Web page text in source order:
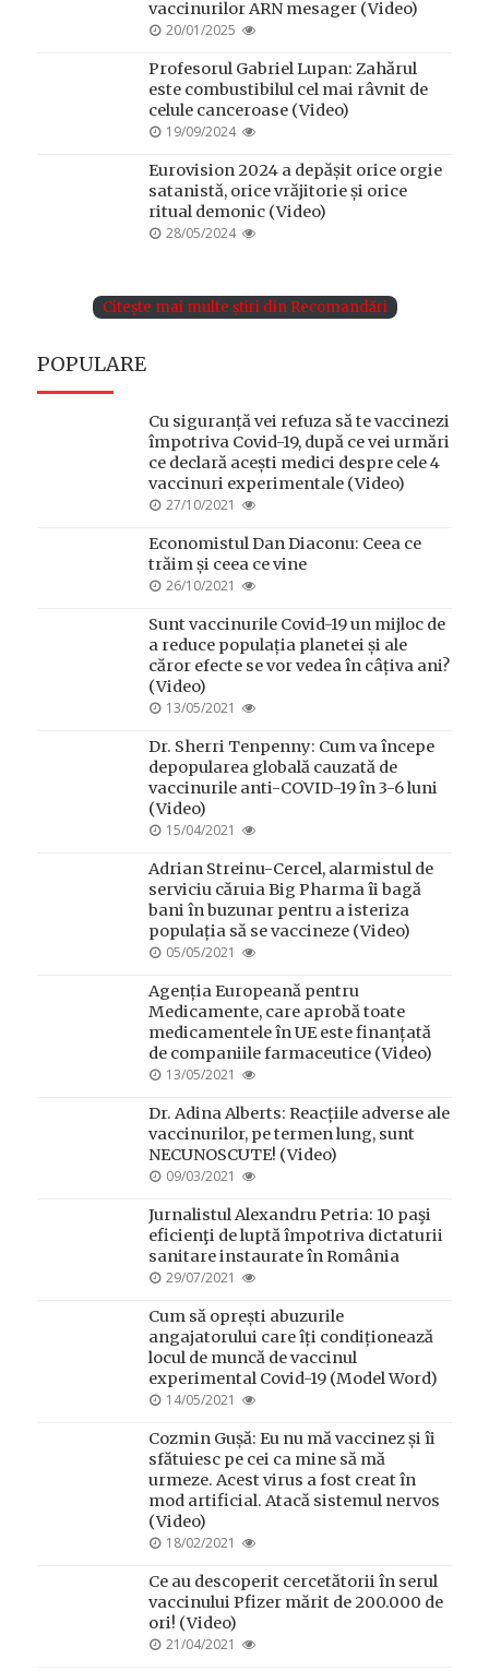
vaccinurilor ARN mesager (Video)
POSTED
20/01/2025
Profesorul Gabriel Lupan: Zahărul
este combustibilul cel mai râvnit de
celule canceroase (Video)
POSTED
19/09/2024
Eurovision 2024 a depășit orice orgie
satanistă, orice vrăjitorie și orice
ritual demonic (Video)
POSTED
28/05/2024
Citește mai multe știri din Recomandări
POPULARE
Cu siguranță vei refuza să te vaccinezi
împotriva Covid-19, după ce vei urmări
ce declară acești medici despre cele 4
vaccinuri experimentale (Video)
POSTED
27/10/2021
Economistul Dan Diaconu: Ceea ce
trăim și ceea ce vine
POSTED
26/10/2021
Sunt vaccinurile Covid-19 un mijloc de
a reduce populația planetei și ale
căror efecte se vor vedea în câțiva ani?
(Video)
POSTED
13/05/2021
Dr. Sherri Tenpenny: Cum va începe
depopularea globală cauzată de
vaccinurile anti-COVID-19 în 3-6 luni
(Video)
POSTED
15/04/2021
Adrian Streinu-Cercel, alarmistul de
serviciu căruia Big Pharma îi bagă
bani în buzunar pentru a isteriza
populația să se vaccineze (Video)
POSTED
05/05/2021
Agenția Europeană pentru
Medicamente, care aprobă toate
medicamentele în UE este finanțată
de companiile farmaceutice (Video)
POSTED
13/05/2021
Dr. Adina Alberts: Reacțiile adverse ale
vaccinurilor, pe termen lung, sunt
NECUNOSCUTE! (Video)
POSTED
09/03/2021
Jurnalistul Alexandru Petria: 10 paşi
eficienţi de luptă împotriva dictaturii
sanitare instaurate în România
POSTED
29/07/2021
Cum să oprești abuzurile
angajatorului care îți condiționează
locul de muncă de vaccinul
experimental Covid-19 (Model Word)
POSTED
14/05/2021
Cozmin Gușă: Eu nu mă vaccinez și îi
sfătuiesc pe cei ca mine să mă
urmeze. Acest virus a fost creat în
mod artificial. Atacă sistemul nervos
(Video)
POSTED
18/02/2021
Ce au descoperit cercetătorii în serul
vaccinului Pfizer mărit de 200.000 de
ori! (Video)
POSTED
21/04/2021